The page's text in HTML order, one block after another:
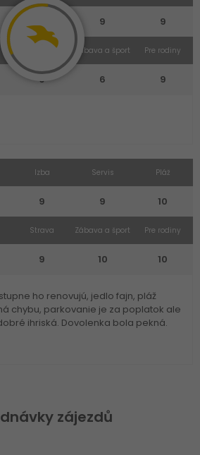
9 9
9
Zábava a šport
6
Pre rodiny
9
Izba
9
Servis
9
Pláž
10
Strava
9
Zábava a šport
10
Pre rodiny
10
ho renovujú, jedlo fajn, pláž
chybu, parkovanie je za poplatok ale
ihriská. Dovolenka bola pekná.
zájezdů